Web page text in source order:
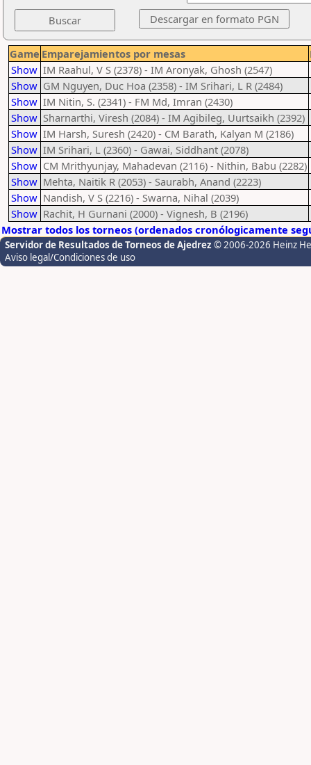
Game Emparejamientos por mesas
Show IM Raahul, V S (2378) - IM Aronyak, Ghosh (2547)
Show GM Nguyen, Duc Hoa (2358) - IM Srihari, L R (2484)
Show IM Nitin, S. (2341) - FM Md, Imran (2430)
Show Sharnarthi, Viresh (2084) - IM Agibileg, Uurtsaikh (2392)
Show IM Harsh, Suresh (2420) - CM Barath, Kalyan M (2186)
Show IM Srihari, L (2360) - Gawai, Siddhant (2078)
Show CM Mrithyunjay, Mahadevan (2116) - Nithin, Babu (2282)
Show Mehta, Naitik R (2053) - Saurabh, Anand (2223)
Show Nandish, V S (2216) - Swarna, Nihal (2039)
Show Rachit, H Gurnani (2000) - Vignesh, B (2196)
Mostrar todos los torneos (ordenados cronólogicamente
Servidor de Resultados de Torneos de Ajedrez © 2006-2026 Heinz
Aviso legal/Condiciones de uso